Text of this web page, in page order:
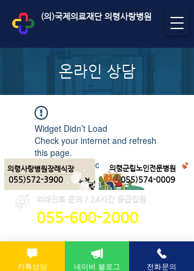
(의)국제의료재단 의령사랑병원
온라인 상담
Widget Didn’t Load
Check your internet and refresh
this page.
If that doesn’t work, contact us.
의령사랑병원장례식장
055)572-3900
의령군립노인전문병원
055)574-0009
외래진료 문의 / 24시간 응급입원
055-600-2000
카톡상담 네이버 블로그 전화문의